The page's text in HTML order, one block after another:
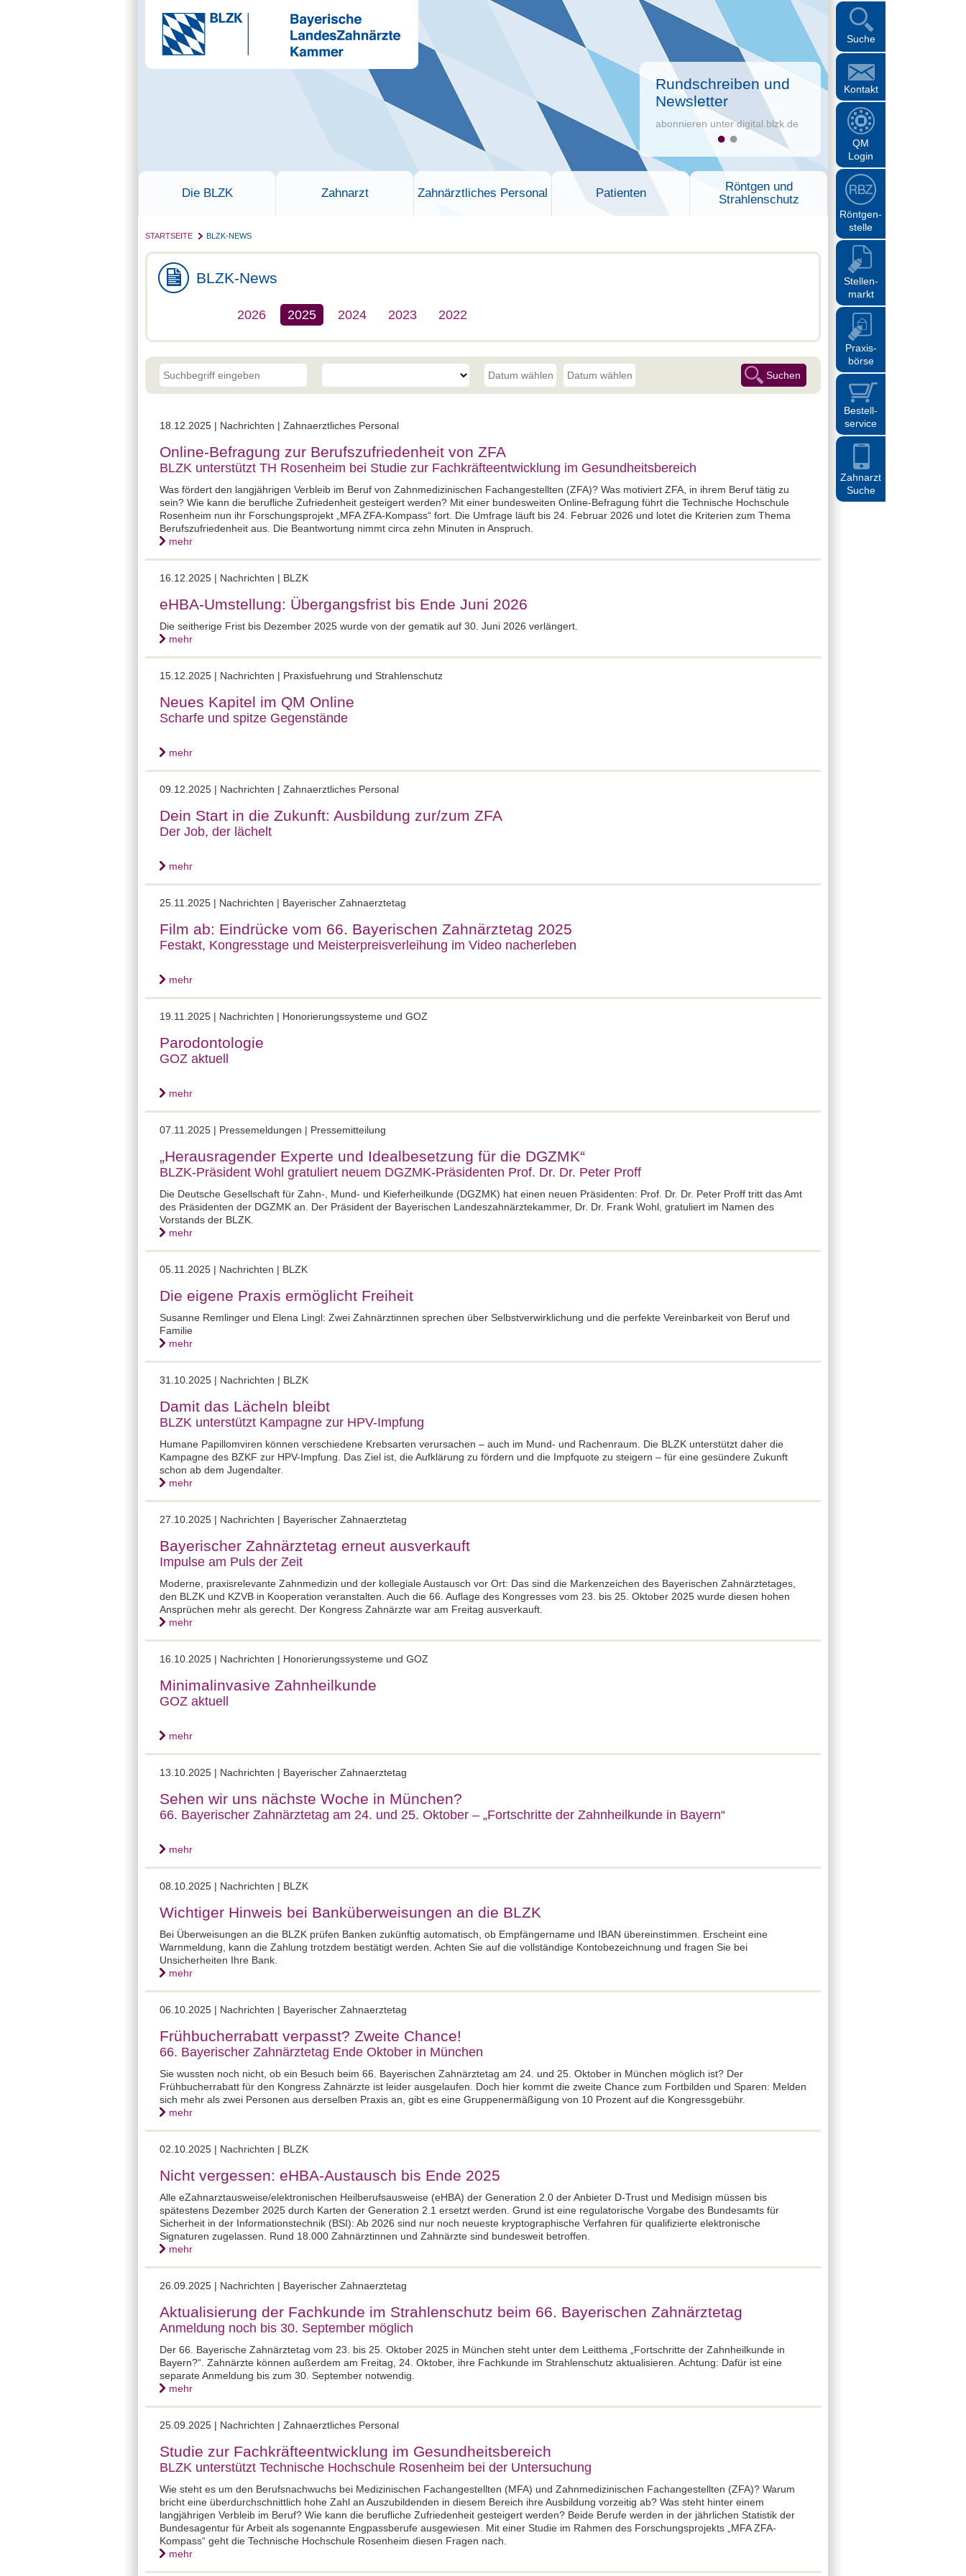
Suche
Kontakt
QM
Login
Röntgen-
stelle
Stellen-
markt
Praxis-
börse
Bestell-
service
Zahnarzt
Suche
Rundschreiben und
Newsletter
abonnieren unter digital.blzk.de
Die BLZK Zahnarzt Zahnärztliches Personal Patienten
Röntgen und
Strahlenschutz
STARTSEITE BLZK-NEWS
BLZK-News
2026 2025 2024 2023 2022
18.12.2025 | Nachrichten | Zahnaerztliches Personal
Online-Befragung zur Berufszufriedenheit von ZFA
BLZK unterstützt TH Rosenheim bei Studie zur Fachkräfteentwicklung im Gesundheitsbereich
Was fördert den langjährigen Verbleib im Beruf von Zahnmedizinischen Fachangestellten (ZFA)? Was motiviert ZFA, in ihrem Beruf tätig zu
sein? Wie kann die berufliche Zufriedenheit gesteigert werden? Mit einer bundesweiten Online-Befragung führt die Technische Hochschule
Rosenheim nun ihr Forschungsprojekt „MFA ZFA-Kompass“ fort. Die Umfrage läuft bis 24. Februar 2026 und lotet die Kriterien zum Thema
Berufszufriedenheit aus. Die Beantwortung nimmt circa zehn Minuten in Anspruch.
mehr
16.12.2025 | Nachrichten | BLZK
eHBA-Umstellung: Übergangsfrist bis Ende Juni 2026
Die seitherige Frist bis Dezember 2025 wurde von der gematik auf 30. Juni 2026 verlängert.
mehr
15.12.2025 | Nachrichten | Praxisfuehrung und Strahlenschutz
Neues Kapitel im QM Online
Scharfe und spitze Gegenstände
mehr
09.12.2025 | Nachrichten | Zahnaerztliches Personal
Dein Start in die Zukunft: Ausbildung zur/zum ZFA
Der Job, der lächelt
mehr
25.11.2025 | Nachrichten | Bayerischer Zahnaerztetag
Film ab: Eindrücke vom 66. Bayerischen Zahnärztetag 2025
Festakt, Kongresstage und Meisterpreisverleihung im Video nacherleben
mehr
19.11.2025 | Nachrichten | Honorierungssysteme und GOZ
Parodontologie
GOZ aktuell
mehr
07.11.2025 | Pressemeldungen | Pressemitteilung
„Herausragender Experte und Idealbesetzung für die DGZMK“
BLZK-Präsident Wohl gratuliert neuem DGZMK-Präsidenten Prof. Dr. Dr. Peter Proff
Die Deutsche Gesellschaft für Zahn-, Mund- und Kieferheilkunde (DGZMK) hat einen neuen Präsidenten: Prof. Dr. Dr. Peter Proff tritt das Amt
des Präsidenten der DGZMK an. Der Präsident der Bayerischen Landeszahnärztekammer, Dr. Dr. Frank Wohl, gratuliert im Namen des
Vorstands der BLZK.
mehr
05.11.2025 | Nachrichten | BLZK
Die eigene Praxis ermöglicht Freiheit
Susanne Remlinger und Elena Lingl: Zwei Zahnärztinnen sprechen über Selbstverwirklichung und die perfekte Vereinbarkeit von Beruf und
Familie
mehr
31.10.2025 | Nachrichten | BLZK
Damit das Lächeln bleibt
BLZK unterstützt Kampagne zur HPV-Impfung
Humane Papillomviren können verschiedene Krebsarten verursachen – auch im Mund- und Rachenraum. Die BLZK unterstützt daher die
Kampagne des BZKF zur HPV-Impfung. Das Ziel ist, die Aufklärung zu fördern und die Impfquote zu steigern – für eine gesündere Zukunft
schon ab dem Jugendalter.
mehr
27.10.2025 | Nachrichten | Bayerischer Zahnaerztetag
Bayerischer Zahnärztetag erneut ausverkauft
Impulse am Puls der Zeit
Moderne, praxisrelevante Zahnmedizin und der kollegiale Austausch vor Ort: Das sind die Markenzeichen des Bayerischen Zahnärztetages,
den BLZK und KZVB in Kooperation veranstalten. Auch die 66. Auflage des Kongresses vom 23. bis 25. Oktober 2025 wurde diesen hohen
Ansprüchen mehr als gerecht. Der Kongress Zahnärzte war am Freitag ausverkauft.
mehr
16.10.2025 | Nachrichten | Honorierungssysteme und GOZ
Minimalinvasive Zahnheilkunde
GOZ aktuell
mehr
13.10.2025 | Nachrichten | Bayerischer Zahnaerztetag
Sehen wir uns nächste Woche in München?
66. Bayerischer Zahnärztetag am 24. und 25. Oktober – „Fortschritte der Zahnheilkunde in Bayern“
mehr
08.10.2025 | Nachrichten | BLZK
Wichtiger Hinweis bei Banküberweisungen an die BLZK
Bei Überweisungen an die BLZK prüfen Banken zukünftig automatisch, ob Empfängername und IBAN übereinstimmen. Erscheint eine
Warnmeldung, kann die Zahlung trotzdem bestätigt werden. Achten Sie auf die vollständige Kontobezeichnung und fragen Sie bei
Unsicherheiten Ihre Bank.
mehr
06.10.2025 | Nachrichten | Bayerischer Zahnaerztetag
Frühbucherrabatt verpasst? Zweite Chance!
66. Bayerischer Zahnärztetag Ende Oktober in München
Sie wussten noch nicht, ob ein Besuch beim 66. Bayerischen Zahnärztetag am 24. und 25. Oktober in München möglich ist? Der
Frühbucherrabatt für den Kongress Zahnärzte ist leider ausgelaufen. Doch hier kommt die zweite Chance zum Fortbilden und Sparen: Melden
sich mehr als zwei Personen aus derselben Praxis an, gibt es eine Gruppenermäßigung von 10 Prozent auf die Kongressgebühr.
mehr
02.10.2025 | Nachrichten | BLZK
Nicht vergessen: eHBA-Austausch bis Ende 2025
Alle eZahnarztausweise/elektronischen Heilberufsausweise (eHBA) der Generation 2.0 der Anbieter D-Trust und Medisign müssen bis
spätestens Dezember 2025 durch Karten der Generation 2.1 ersetzt werden. Grund ist eine regulatorische Vorgabe des Bundesamts für
Sicherheit in der Informationstechnik (BSI): Ab 2026 sind nur noch neueste kryptographische Verfahren für qualifizierte elektronische
Signaturen zugelassen. Rund 18.000 Zahnärztinnen und Zahnärzte sind bundesweit betroffen.
mehr
26.09.2025 | Nachrichten | Bayerischer Zahnaerztetag
Aktualisierung der Fachkunde im Strahlenschutz beim 66. Bayerischen Zahnärztetag
Anmeldung noch bis 30. September möglich
Der 66. Bayerische Zahnärztetag vom 23. bis 25. Oktober 2025 in München steht unter dem Leitthema „Fortschritte der Zahnheilkunde in
Bayern?“. Zahnärzte können außerdem am Freitag, 24. Oktober, ihre Fachkunde im Strahlenschutz aktualisieren. Achtung: Dafür ist eine
separate Anmeldung bis zum 30. September notwendig.
mehr
25.09.2025 | Nachrichten | Zahnaerztliches Personal
Studie zur Fachkräfteentwicklung im Gesundheitsbereich
BLZK unterstützt Technische Hochschule Rosenheim bei der Untersuchung
Wie steht es um den Berufsnachwuchs bei Medizinischen Fachangestellten (MFA) und Zahnmedizinischen Fachangestellten (ZFA)? Warum
bricht eine überdurchschnittlich hohe Zahl an Auszubildenden in diesem Bereich ihre Ausbildung vorzeitig ab? Was steht hinter einem
langjährigen Verbleib im Beruf? Wie kann die berufliche Zufriedenheit gesteigert werden? Beide Berufe werden in der jährlichen Statistik der
Bundesagentur für Arbeit als sogenannte Engpassberufe ausgewiesen. Mit einer Studie im Rahmen des Forschungsprojekts „MFA ZFA-
Kompass“ geht die Technische Hochschule Rosenheim diesen Fragen nach.
mehr